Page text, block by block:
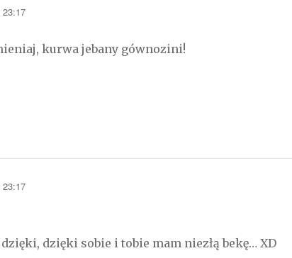
23:17
kurwa jebany gównozini!
23:17
dzięki sobie i tobie mam niezłą bekę… XD